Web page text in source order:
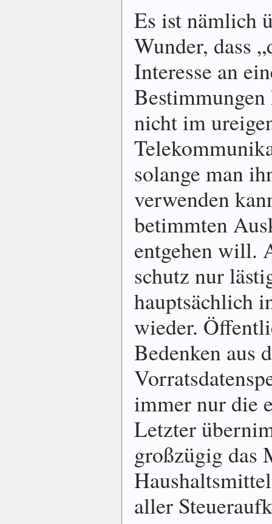
Es ist nämlich
Wunder, dass
Interesse an
nicht im
solange man
verwenden
betimmten
entgehen will.
schutz nur
hauptsächlich
wieder.
Bedenken aus
immer nur die
Letzter
groß­zügig das
aller